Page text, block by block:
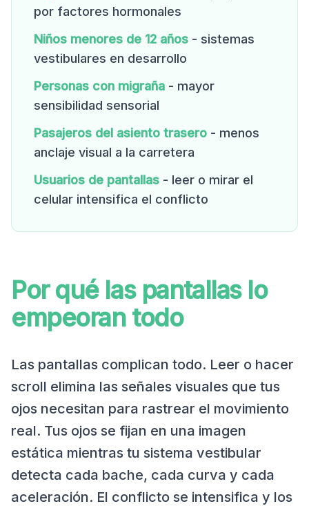
por factores hormonales
Niños menores de 12 años - sistemas
vestibulares en desarrollo
Personas con migraña - mayor
sensibilidad sensorial
Pasajeros del asiento trasero - menos
anclaje visual a la carretera
Usuarios de pantallas - leer o mirar el
celular intensifica el conflicto
Por qué las pantallas lo
empeoran todo
Las pantallas complican todo. Leer o hacer
scroll elimina las señales visuales que tus
ojos necesitan para rastrear el movimiento
real. Tus ojos se fijan en una imagen
estática mientras tu sistema vestibular
detecta cada bache, cada curva y cada
aceleración. El conflicto se intensifica y los